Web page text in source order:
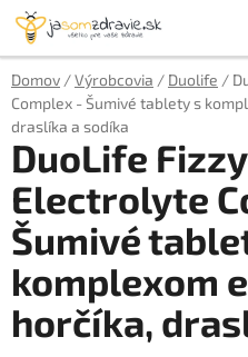
Prejsť
obsah
Domov /Výrobcovia / Duolife /
Complex - Šumivé tablety s
draslíka a sodíka
DuoLife
Electrolyte
Šumivé
komplexom
horčíka,